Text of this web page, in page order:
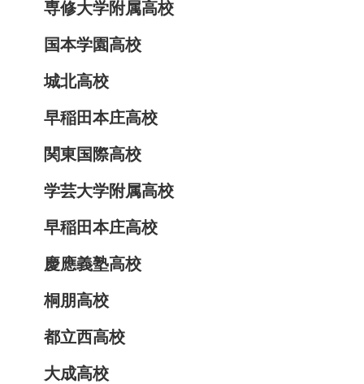
専修大学附属高校
国本学園高校
城北高校
早稲田本庄高校
関東国際高校
学芸大学附属高校
早稲田本庄高校
慶應義塾高校
桐朋高校
都立西高校
大成高校